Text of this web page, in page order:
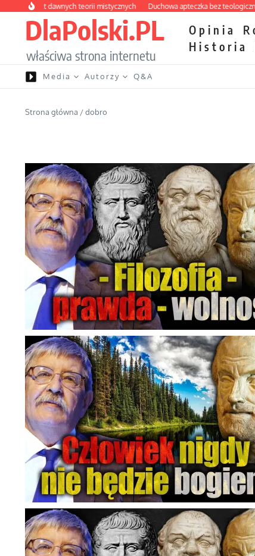
Przejdź do treści
dawnych teorii mistycznych Duchowa apteczka bez teologicznych
DlaPolski.PL
właściwa strona internetu
Opinia
Historia
Media Autorzy Q&A
Strona główna /dobro